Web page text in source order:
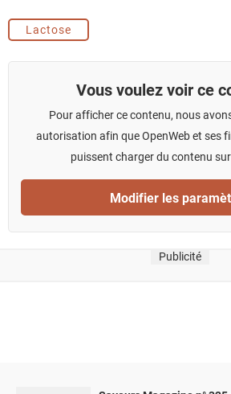
Lactose
Vous voulez voir ce
Pour afficher ce contenu, nous
autorisation afin que OpenWeb et ses
puissent charger du contenu
Modifier les
Publicité